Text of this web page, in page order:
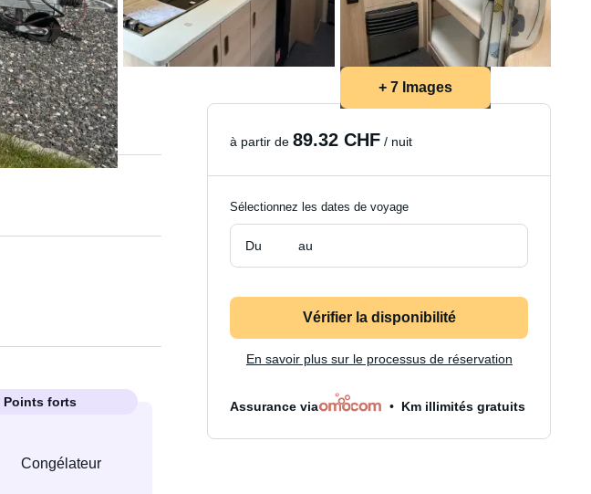
+ 7 Images
Points forts
Congélateur
à partir de89.32 CHF / nuit
Sélectionnez les dates de voyage
Du au
Vérifier la disponibilité
En savoir plus sur le processus de réservation
Assurance via Km illimités gratuits